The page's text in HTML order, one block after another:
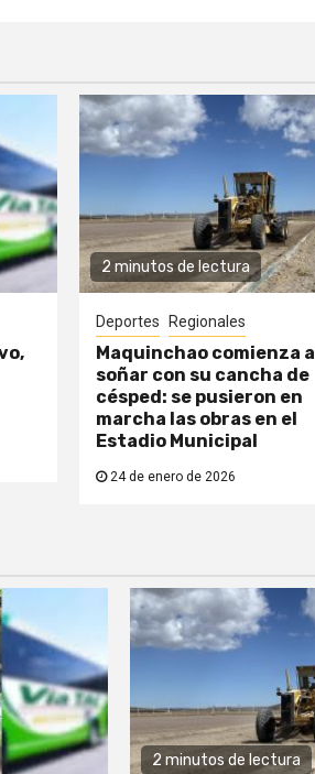
2 minutos de lectura
Deportes Regionales
Maquinchao comienza a
soñar con su cancha de
césped: se pusieron en
marcha las obras en el
Estadio Municipal
24 de enero de 2026
2 minutos de lectura